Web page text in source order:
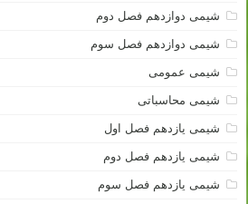
شیمی دوازدهم فصل دوم
شیمی دوازدهم فصل سوم
شیمی عمومی
شیمی محاسباتی
شیمی یازدهم فصل اول
شیمی یازدهم فصل دوم
شیمی یازدهم فصل سوم